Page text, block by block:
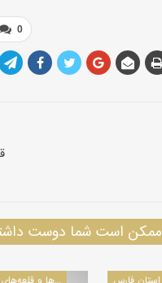
0
ممکن است شما دوست